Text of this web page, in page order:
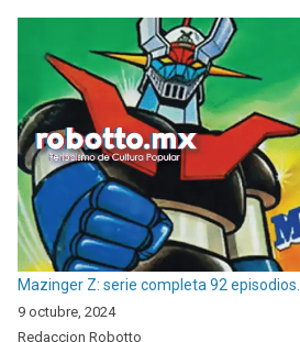
Mazinger Z: serie completa 92 episodios.
9 octubre, 2024
Redaccion Robotto